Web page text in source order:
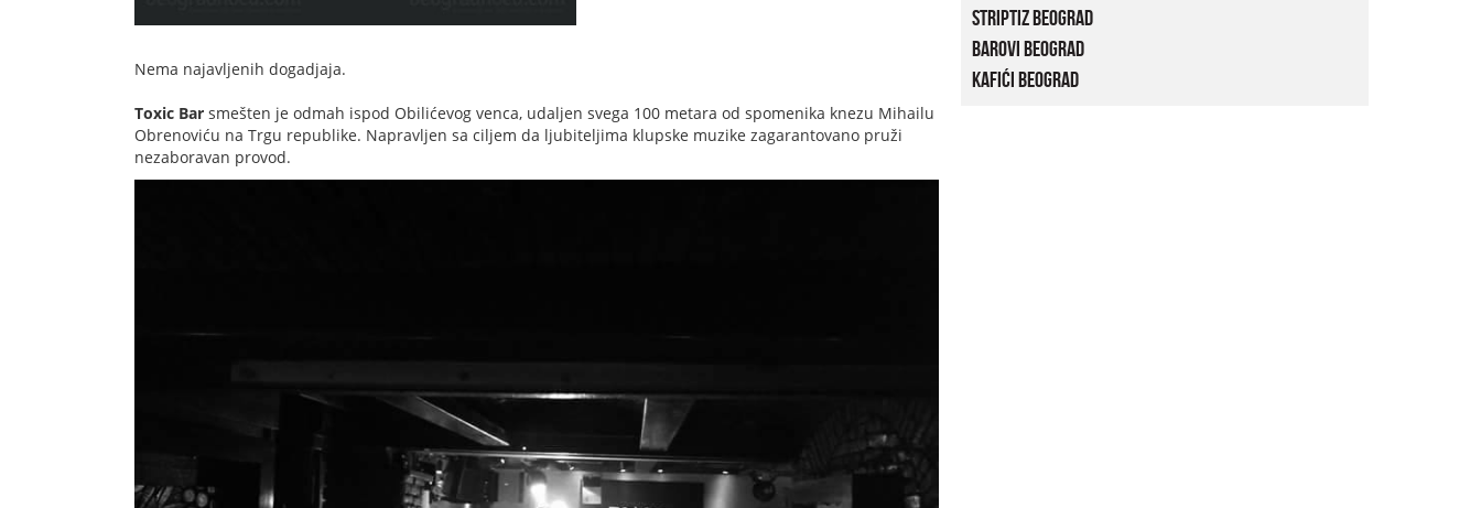
Nema najavljenih dogadjaja.
Toxic Bar smešten je odmah ispod Obilićevog venca, udaljen svega 100 metara od spomenika knezu Mihailu
Obrenoviću na Trgu republike. Napravljen sa ciljem da ljubiteljima klupske muzike zagarantovano pruži
nezaboravan provod.
Striptiz Beograd
Barovi Beograd
Kafići Beograd